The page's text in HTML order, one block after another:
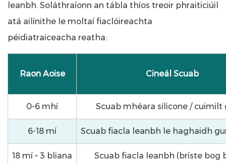
leanbh. Soláthraíonn an tábla thíos treoir phraiticiúil
atá ailínithe le moltaí fiaclóireachta
péidiatraiceacha reatha:
Raon Aoise Cineál Scuab
0-6 mhí Scuab mhéara silicone / cuimilt
6-18 mí Scuab fiacla leanbh le haghaidh
18 mí – 3 bliana Scuab fiacla leanbh (bríste bog